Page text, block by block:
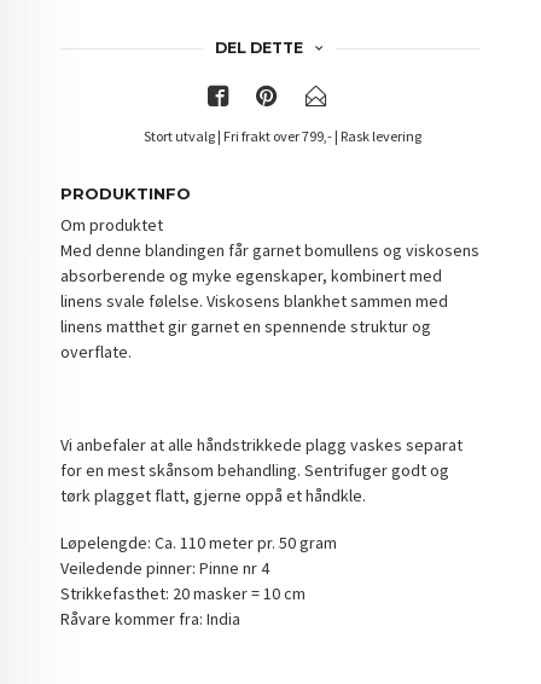
DEL DETTE
Stort utvalg | Fri frakt over 799,- | Rask levering
PRODUKTINFO
Om produktet
Med denne blandingen får garnet bomullens og viskosens
absorberende og myke egenskaper, kombinert med
linens svale følelse. Viskosens blankhet sammen med
linens matthet gir garnet en spennende struktur og
overflate.
Vi anbefaler at alle håndstrikkede plagg vaskes separat
for en mest skånsom behandling. Sentrifuger godt og
tørk plagget flatt, gjerne oppå et håndkle.
Løpelengde: Ca. 110 meter pr. 50 gram
Veiledende pinner: Pinne nr 4
Strikkefasthet: 20 masker = 10 cm
Råvare kommer fra: India